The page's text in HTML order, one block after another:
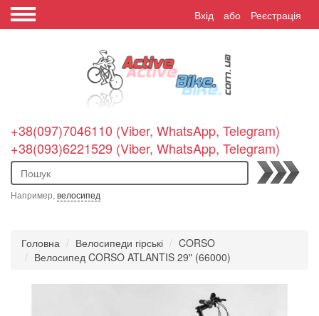
Вхід або Реєстрація
+38(097)7046110 (Viber, WhatsApp, Telegram)
+38(093)6221529 (Viber, WhatsApp, Telegram)
Пошук
Например, велосипед
Головна Велосипеди гірські
CORSO
Велосипед CORSO ATLANTIS 29" (66000)